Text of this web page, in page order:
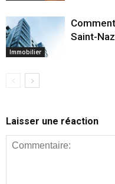
Immobilier
Saint-
Laisser une réaction